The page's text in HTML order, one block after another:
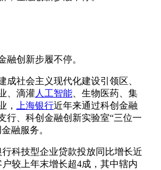
融创新步履不停。
成社会主义现代化建设引领区、
、滴灌人工智能 、生物医药、集
，
上海银行近年来通过科创金融
行、科创金融创新实验室“三位一
融服务。
科技型企业贷款投放同比增长近
较上年末增长超4成，其中辖内